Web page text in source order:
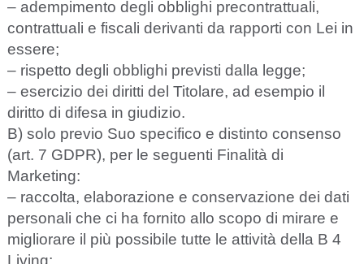
– adempimento degli obblighi precontrattuali,
contrattuali e fiscali derivanti da rapporti con Lei in
essere;
– rispetto degli obblighi previsti dalla legge;
– esercizio dei diritti de l Tito are, ad esempio il
diritto di difesa in giudizio.
B) solo previo Suo specifico e distinto consenso
(art. 7 GDPR), per le seguenti Finalità di
Marketing:
– raccolta, elaborazione e conservazione dei dati
personali che ci ha fornito allo scopo di mirare e
migliorare il più possibile tutte le attività della B 4
Living;